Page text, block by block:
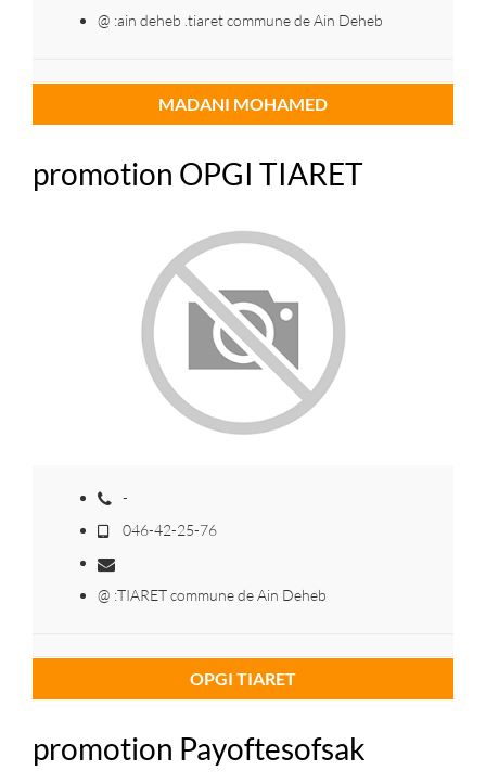
@ :ain deheb .tiaret commune de Ain Deheb
MADANI MOHAMED
promotion OPGI TIARET
-
046-42-25-76
@ :TIARET commune de Ain Deheb
OPGI TIARET
promotion Payoftesofsak